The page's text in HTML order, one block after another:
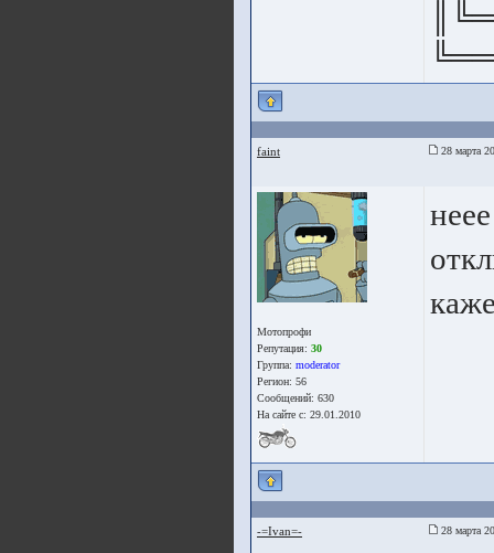
faint 28 марта
Мотопрофи
Репутация: 30
Группа: moderator
Регион: 56
Сообщений: 630
На сайте с: 29.01.2010
-=Ivan=- 28 марта